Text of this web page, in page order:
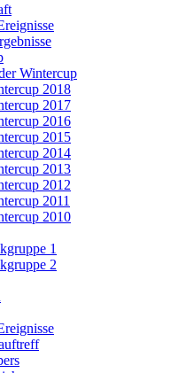
Wintercup
2018
2017
2016
2015
2014
2013
2012
2011
2010
1
2